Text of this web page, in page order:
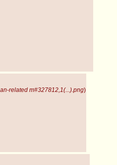
related m#327812,1(...).png)